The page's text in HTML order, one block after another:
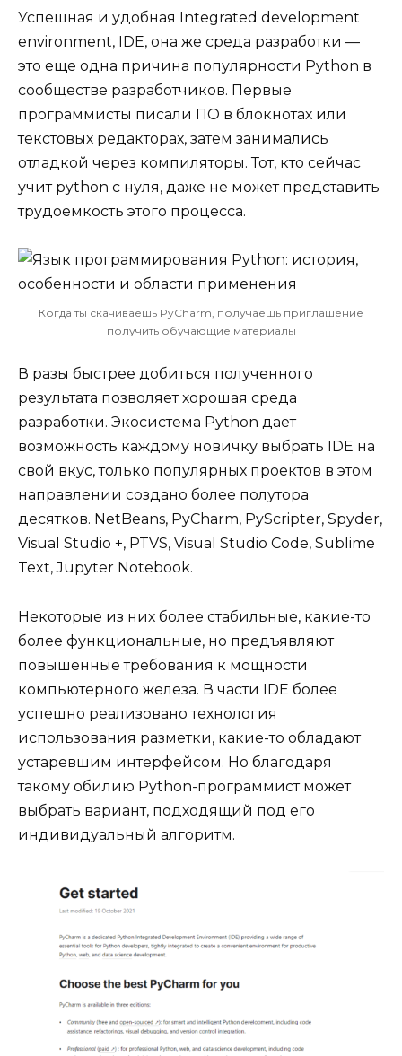
Успешная и удобная Integrated development
environment, IDE, она же среда разработки —
это еще одна причина популярности Python в
сообществе разработчиков. Первые
программисты писали ПО в блокнотах или
текстовых редакторах, затем занимались
отладкой через компиляторы. Тот, кто сейчас
учит python с нуля, даже не может представить
трудоемкость этого процесса.
Когда ты скачиваешь PyCharm, получаешь приглашение
получить обучающие материалы
В разы быстрее добиться полученного
результата позволяет хорошая среда
разработки. Экосистема Python дает
возможность каждому новичку выбрать IDE на
свой вкус, только популярных проектов в этом
направлении создано более полутора
десятков. NetBeans, PyCharm, PyScripter, Spyder,
Visual Studio +, PTVS, Visual Studio Code, Sublime
Text, Jupyter Notebook.
Некоторые из них более стабильные, какие-то
более функциональные, но предъявляют
повышенные требования к мощности
компьютерного железа. В части IDE более
успешно реализовано технология
использования разметки, какие-то обладают
устаревшим интерфейсом. Но благодаря
такому обилию Python-программист может
выбрать вариант, подходящий под его
индивидуальный алгоритм.